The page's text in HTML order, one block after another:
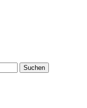
Suchen